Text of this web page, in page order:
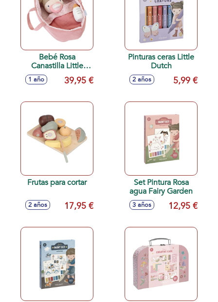
Bebé Rosa
Canastilla Little
Dutch
1 año 39,95 €
Pinturas ceras Little
Dutch
2 años 5,99 €
Frutas para cortar
2 años 17,95 €
Set Pintura Rosa
agua Fairy Garden
3 años 12,95 €